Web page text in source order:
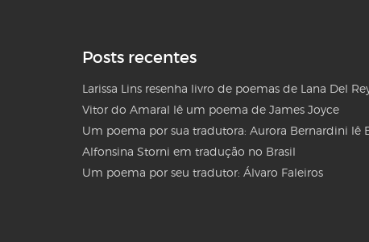
Posts recentes
Larissa Lins resenha livro de poemas de Lana Del
Vitor do Amaral lê um poema de James Joyce
Um poema por sua tradutora: Aurora Bernardini lê
Alfonsina Storni em tradução no Brasil
Um poema por seu tradutor: Álvaro Faleiros